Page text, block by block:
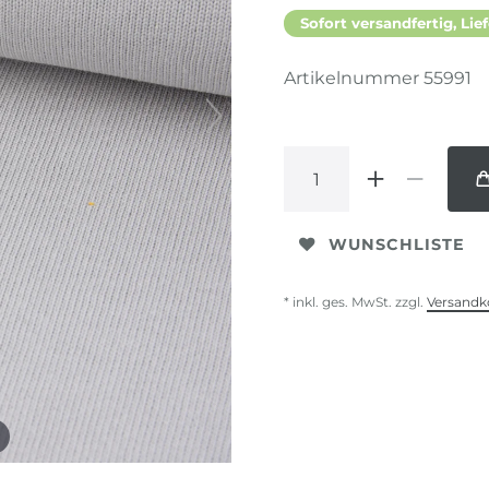
Sofort versandfertig,
Artikelnummer 55991
WUNSCHLISTE
* inkl. ges. MwSt. zzgl.